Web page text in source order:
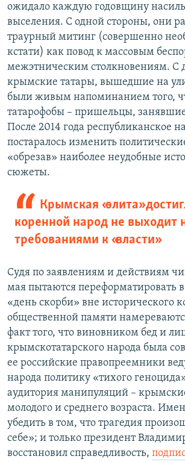
ожидало каждую годовщину
выселения. С одной стороны, они
траурный митинг (совершенно
кстати) как повод к массовым
межэтническим столкновениям. С
крымские татары, вышедшие на
были живым напоминанием того,
татарофобы – пришельцы,
После 2014 года республиканское
постаралось изменить
«обрезав» наиболее неудобные
сюжеты.
Крымская «элита»
коренной народ не выходит
требованиями к «власти»
Судя по заявлениям и действиям
мая пытаются переформатировать
«день скорби» вне исторического
общественной памяти
факт того, что виновником бед и
крымскотатарского народа была
ее российские правопреемники
народа политику «тихого
аудитория манипуляций –
молодого и среднего возраста.
убедить в том, что трагедия
себе»; и только президент
восстановил справедливость,